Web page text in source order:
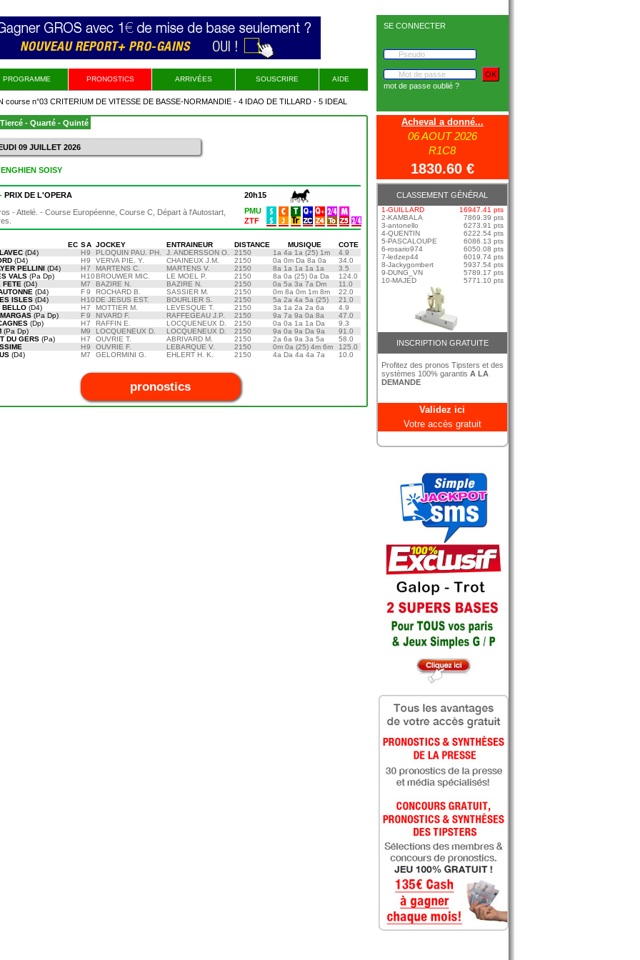
PROGRAMME PRONOSTICS ARRIVÉES SOUSCRIRE AIDE
n°03 CRITERIUM DE VITESSE DE BASSE-NORMANDIE - 4 IDAO DE TILLARD - 5 IDEAL
JINGLE DU PONT - 3 INMAROSA - 1 FALCO KILLER GAR
SE CONNECTER
mot de passe oublié ?
- Quarté - Quinté
09 JUILLET 2026
SOISY
-PRIX DE L'OPERA
20h15
- Attelé. - Course Européenne, Course C, Départ à l'Autostart,
PMU
ZTF
EC SA JOCKEY ENTRAINEUR DISTANCE MUSIQUE
COTE
(D4) H9 PLOQUIN PAU. PH. J. ANDERSSON O. 2150 1a 4a 1a (25) 1m
4.9
(D4) H9 VERVA PIE. Y. CHAINEUX J.M. 2150 0a 0m Da 8a 0a
34.0
PELLINI (D4) H7 MARTENS C. MARTENS V. 2150 8a 1a 1a 1a 1a
3.5
VALS (Pa Dp) H10BROUWER MIC. LE MOEL P. 2150 8a 0a (25) 0a Da
124.0
FETE (D4) M7 BAZIRE N. BAZIRE N. 2150 0a 5a 3a 7a Dm
11.0
(D4) F9 ROCHARD B. SASSIER M. 2150 0m 8a 0m 1m 8m
22.0
ISLES (D4) H10 DE JESUS EST. BOURLIER S. 2150 5a 2a 4a 5a (25)
21.0
BELLO (D4) H7 MOTTIER M. LEVESQUE T. 2150 3a 1a 2a 2a 6a
4.9
(Pa Dp) F9 NIVARD F. RAFFEGEAU J.P. 2150 9a 7a 9a 0a 8a
47.0
(Dp) H7 RAFFIN E. LOCQUENEUX D. 2150 0a 0a 1a 1a Da
9.3
(Pa Dp) M9 LOCQUENEUX D. LOCQUENEUX D. 2150 9a 0a 9a Da 9a
91.0
DU GERS (Pa) H7 OUVRIE T. ABRIVARD M. 2150 2a 6a 9a 3a 5a
58.0
H9 OUVRIE F. LEBARQUE V. 2150 0m 0a (25) 4m 6m
125.0
(D4) M7 GELORMINI G. EHLERT H. K. 2150 4a Da 4a 4a 7a 10.0
pronostics
Acheval a donné...
06 AOUT 2026
R1C8
1830.60 €
CLASSEMENT GÉNÉRAL
1-GUILLARD
16947.41 pts
2-KAMBALA
7869.39 pts
3-antonello
6273.91 pts
4-QUENTIN
6222.54 pts
5-PASCALOUPE
6086.13 pts
6-rosario974
6050.08 pts
7-ledzep44
6019.74 pts
8-Jackygombert
5937.54 pts
9-DUNG_VN
5789.17 pts
10-MAJED
5771.10 pts
INSCRIPTION GRATUITE
Profitez des pronos Tipsters et des
systèmes 100% garantis A LA
DEMANDE
Validez ici
Votre accès gratuit